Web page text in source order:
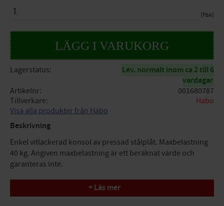
Pak
Lagerstatus
Lev. normalt inom ca 2 till 6
vardagar
Artikelnr
001680787
Tillverkare
Habo
Visa alla produkter från Habo
Beskrivning
Enkel vitlackerad konsol av pressad stålplåt. Maxbelastning
40 kg. Angiven maxbelastning är ett beräknat värde och
garanteras inte.
Enkel design
+ Läs mer